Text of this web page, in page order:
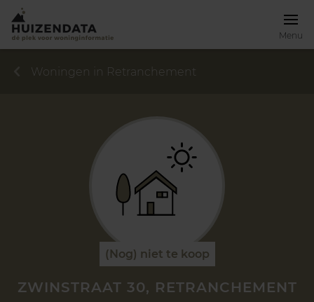
Menu
Woningen in Retranchement
(Nog) niet te koop
ZWINSTRAAT 30, RETRANCHEMENT